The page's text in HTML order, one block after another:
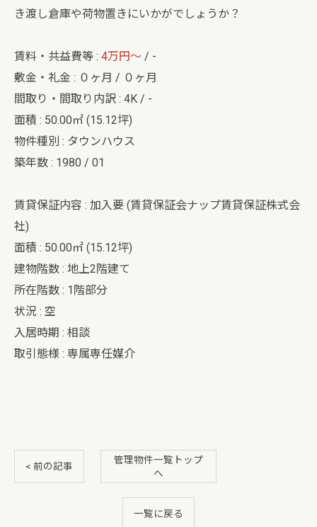
き渡し倉庫や荷物置きにいかがでしょうか？
賃料・共益費等 : 4万円～ / -
敷金・礼金 : ０ヶ月 / ０ヶ月
間取り・間取り内訳 : 4K / -
面積 : 50.00㎡ (15.12坪)
物件種別 : タウンハウス
築年数 : 1980 / 01
賃貸保証内容 : 加入要 (賃貸保証会ナップ賃貸保証株式会
社)
面積 : 50.00㎡ (15.12坪)
建物階数 : 地上2階建て
所在階数 : 1階部分
状況 : 空
入居時期 : 相談
取引態様 : 専属専任媒介
< 前の記事
管理物件一覧トップ
へ
一覧に戻る